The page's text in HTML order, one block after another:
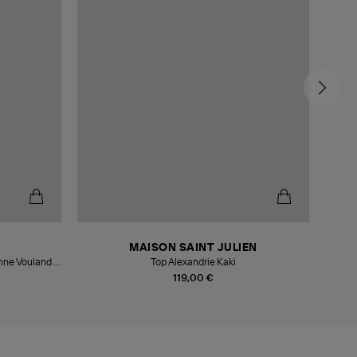
Vouland x
119,00 €
MAISON SAINT JULIEN
Top Alexandrie Kaki